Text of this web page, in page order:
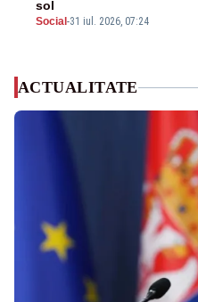
Social -31 iul. 2026, 07:24
sol
ACTUALITATE